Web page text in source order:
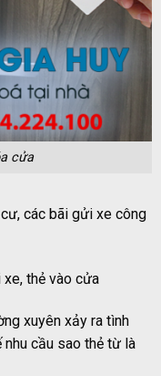
cửa
các bãi gửi xe công
thẻ vào cửa
xuyên xảy ra tình
cầu sao thẻ từ là